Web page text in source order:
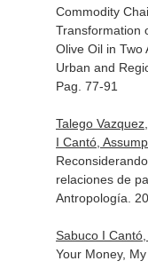
Commodity
Transformation
Olive Oil in Two
Urban and
Pag. 77-91
Talego
I Cantó,
relaciones de
Antropología .
Sabuco I
Your Money, My